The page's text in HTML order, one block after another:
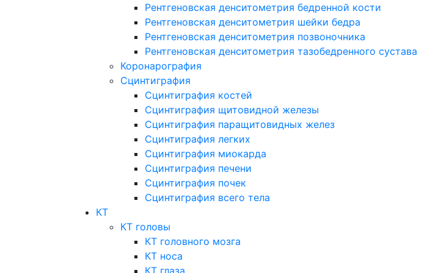
Рентгеновская денситометрия бедренной кости
Рентгеновская денситометрия шейки бедра
Рентгеновская денситометрия позвоночника
Рентгеновская денситометрия тазобедренного сустава
Коронарография
Сцинтиграфия
Сцинтиграфия костей
Сцинтиграфия щитовидной железы
Сцинтиграфия паращитовидных желез
Сцинтиграфия легких
Сцинтиграфия миокарда
Сцинтиграфия печени
Сцинтиграфия почек
Сцинтиграфия всего тела
КТ
КТ головы
КТ головного мозга
КТ носа
КТ глаза